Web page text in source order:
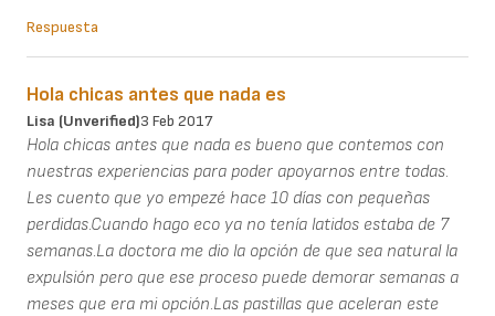
Respuesta
Hola chicas antes que nada es
Lisa (unverified)3 Feb 2017
Hola chicas antes que nada es bueno que contemos con
nuestras experiencias para poder apoyarnos entre todas.
Les cuento que yo empezé hace 10 días con pequeñas
perdidas.Cuando hago eco ya no tenía latidos estaba de 7
semanas.La doctora me dio la opción de que sea natural la
expulsión pero que ese proceso puede demorar semanas a
meses que era mi opción.Las pastillas que aceleran este